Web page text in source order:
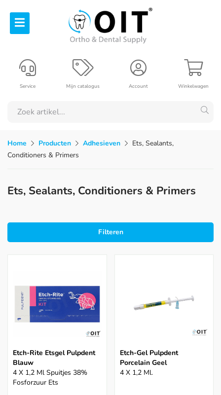
Winkelwagen
Account
Mijn catalogus
Service
Home Producten Adhesieven
Ets, Sealants,
Conditioners & Primers
Ets, Sealants, Conditioners & Primers
Filteren
Etch-Rite Etsgel Pulpdent
Blauw
4 X 1,2 Ml Spuitjes 38%
Fosforzuur Ets
Etch-Gel Pulpdent
Porcelain Geel
4 X 1,2 Ml.